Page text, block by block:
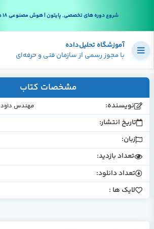
شروع دوره های تخصصی, پایتون | هوش مصنوعی 18 دی
آموزشگاه تحلیل‌داده
با مجوز رسمی از سازمان فنی و حرفه‌ای
مشخصات کتاب
نویسنده: مهندس داود
تاریخ انتشار:
زبان:
تعداد بازدید:
تعداد دانلود:
لایک ها :